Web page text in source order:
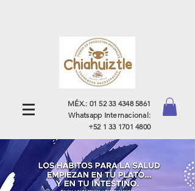
MÉX.: 01 52 33 4348 5861
Whatsapp Internacional:
+52 1 33 1701 4800